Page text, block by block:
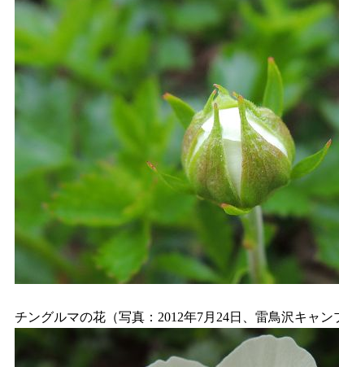
チングルマの花（写真：2012年7月24日、雷鳥沢キャン